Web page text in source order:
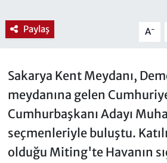
Paylaş A-
Sakarya Kent Meydanı,
meydanına gelen
Cumhurbaşkanı Adayı
seçmenleriyle buluştu.
olduğu Miting'te Havanın